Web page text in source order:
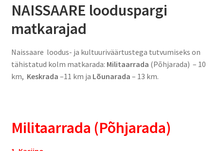
Kliendiüritus
Konverentsid
Õppepäevad
NAISSAARE looduspargi
matkarajad
Naissaare loodus- ja kultuuriväärtustega tutvumiseks on
tähistatud kolm matkarada: Militaarrada (Põhjarada) – 10
km, Keskrada –11 km ja Lõunarada – 13 km.
Militaarrada (Põhjarada)